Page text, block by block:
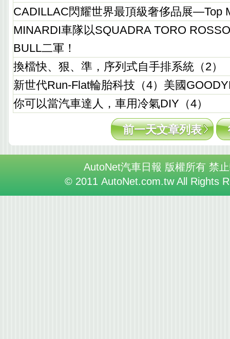
CADILLAC閃耀世界最頂級奢侈品展—Top
MINARDI車隊以SQUADRA TORO
BULL二軍！
換檔快、狠、準，序列式自手排系統（2）
新世代Run-Flat輪胎科技（4）美國
你可以當汽車達人，車用冷氣DIY（4）
前一天文章列表
AutoNet汽車日報 版權所有 禁
© 2011 AutoNet.com.tw All Rights